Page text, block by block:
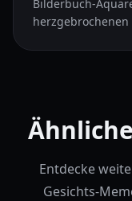
Bilderbuch-
Entdecke
Gesichts-